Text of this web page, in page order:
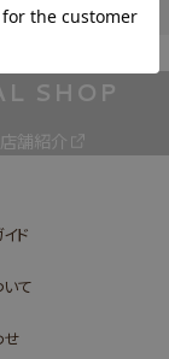
SHOP
舗紹介
ド
て
せ